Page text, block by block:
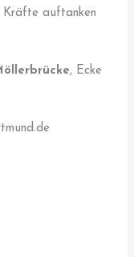
Kräfte auftanken
, Ecke